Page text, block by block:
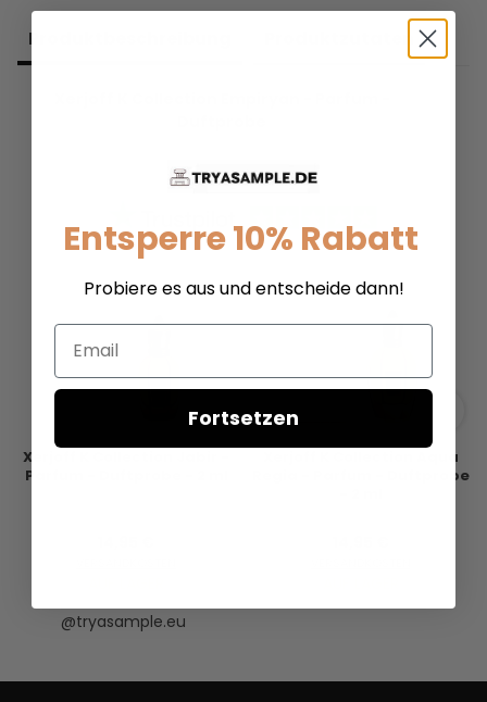
Produkt­beschreibung
Xerjoff K Collection Jabir -
Parfum - Duftprobe - 2 ml
Xerjoff K Collection Aqua
Regia - Parfum - Duftprobe
@tryasample.eu
Entsperre 10% Rabatt
Probiere es aus und entscheide dann!
Email
Fortsetzen